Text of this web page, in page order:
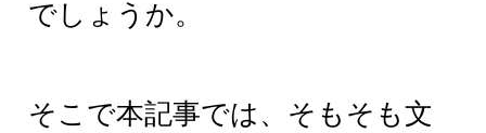
でしょうか。
そこで本記事では、そもそも文